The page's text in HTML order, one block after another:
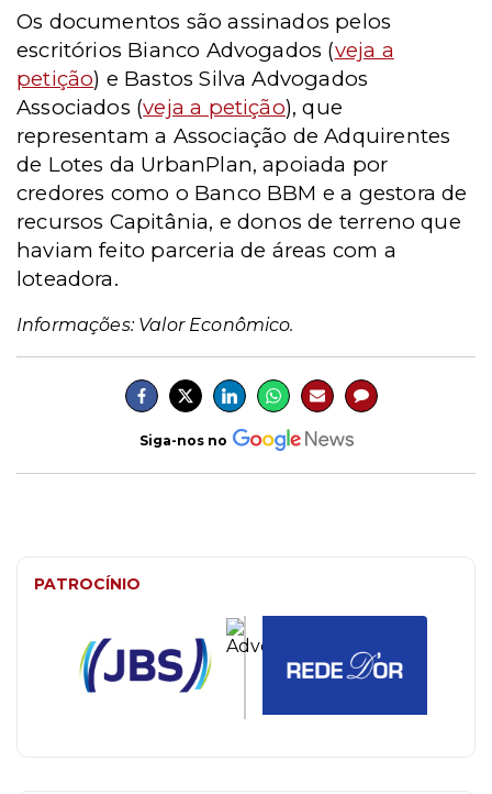
Os documentos são assinados pelos
escritórios Bianco Advogados (veja a
petição) e Bastos Silva Advogados
Associados (veja a petição), que
representam a Associação de Adquirentes
de Lotes da UrbanPlan, apoiada por
credores como o Banco BBM e a gestora de
recursos Capitânia, e donos de terreno que
haviam feito parceria de áreas com a
loteadora.
Informações: Valor Econômico.
Siga-nos no
PATROCÍNIO